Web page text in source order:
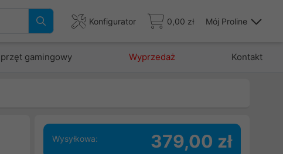
Konfigurator 0,00 zł Mój Proline
gamingowy Wyprzedaż Kontakt
Wysyłkowa: 379,00 zł